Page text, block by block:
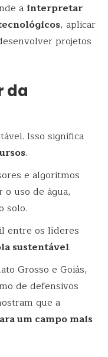
a interpretar
, aplicar
projetos
da
Isso significa
.
e algoritmos
uso de água,
solo.
entre os líderes
sustentável.
Grosso e Goiás,
de defensivos
que a
um campo mais